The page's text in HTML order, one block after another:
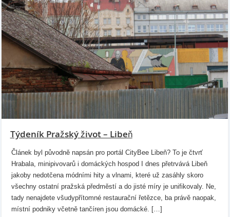
Týdeník Pražský život – Libeň
Článek byl původně napsán pro portál CityBee Libeň? To je čtvrť
Hrabala, minipivovarů i domáckých hospod I dnes přetrvává Libeň
jakoby nedotčena módními hity a vlnami, které už zasáhly skoro
všechny ostatní pražská předměstí a do jisté míry je unifikovaly. Ne,
tady nenajdete všudypřítomné restaurační řetězce, ba právě naopak,
místní podniky včetně tančíren jsou domácké. […]